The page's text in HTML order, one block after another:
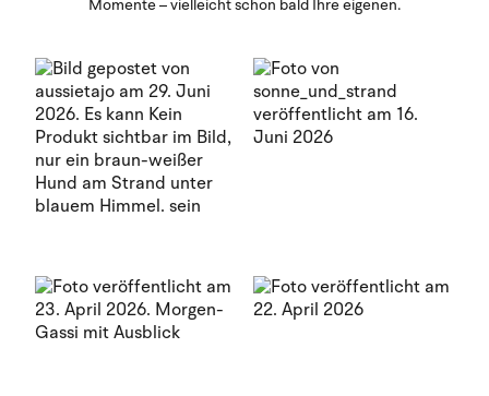
Momente – vielleicht schon bald Ihre eigenen.